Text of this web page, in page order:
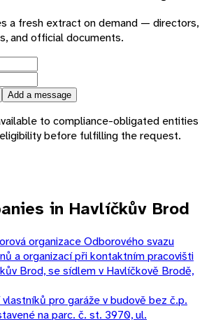
a fresh extract on demand — directors,
and official documents.
Add a message
to compliance-obligated entities
before fulfilling the request.
in Havlíčkův Brod
organizace Odborového svazu
a organizací při kontaktním pracovišti
Brod, se sídlem v Havlíčkově Brodě,
pro garáže v budově bez č.p.
na parc. č. st. 3970, ul.